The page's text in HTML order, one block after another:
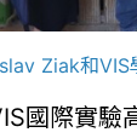
Ziak和
國際實驗